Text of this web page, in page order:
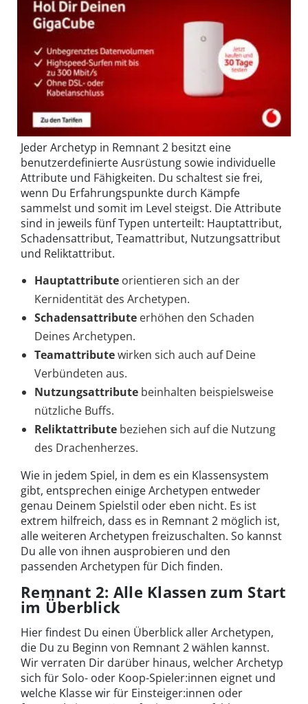
Jeder Archetyp in Remnant 2 besitzt eine
benutzerdefinierte Ausrüstung sowie individuelle
Attribute und Fähigkeiten. Du schaltest sie frei,
wenn Du Erfahrungspunkte durch Kämpfe
sammelst und somit im Level steigst. Die Attribute
sind in jeweils fünf Typen unterteilt: Hauptattribut,
Schadensattribut, Teamattribut, Nutzungsattribut
und Reliktattribut.
Hauptattribute orientieren sich an der
Kernidentität des Archetypen.
Schadensattribute erhöhen den Schaden
Deines Archetypen.
Teamattributewirken sich auch auf Deine
Verbündeten aus.
Nutzungsattribute beinhalten beispielsweise
nützliche Buffs.
Reliktattribute beziehen sich auf die Nutzung
des Drachenherzes.
Wie in jedem Spiel, in dem es ein Klassensystem
gibt, entsprechen einige Archetypen entweder
genau Deinem Spielstil oder eben nicht. Es ist
extrem hilfreich, dass es in Remnant 2 möglich ist,
alle weiteren Archetypen freizuschalten. So kannst
Du alle von ihnen ausprobieren und den
passenden Archetypen für Dich finden.
Remnant 2: Alle Klassen zum Start
im Überblick
Hier findest Du einen Überblick aller Archetypen,
die Du zu Beginn von Remnant 2 wählen kannst.
Wir verraten Dir darüber hinaus, welcher Archetyp
sich für Solo- oder Koop-Spieler:innen eignet und
welche Klasse wir für Einsteiger:innen oder